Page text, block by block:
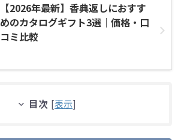
【2026年最新】香典返しにおすす
めのカタログギフト3選｜価格・口
コミ比較
目次 [表示]